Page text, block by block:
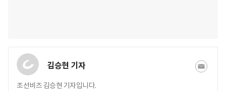
김승현 기자
조선비즈 김승현 기자입니다.